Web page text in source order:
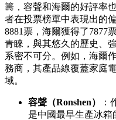
籌，容聲和海爾的好評率
者在投票榜單中表現出的
8881票，海爾獲得了7877
青睞，與其悠久的歷史、
系密不可分。例如，海爾
務商，其產品線覆蓋家庭
域。
容聲（Ronshen）
：
是中國最早生產冰